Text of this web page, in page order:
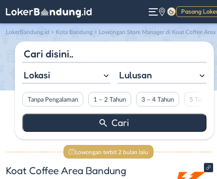
Pasang
Gelap
LokerBandung.id > Kota Bandung > Lowongan Store Manager di Koat Coffee Area Bandung
Lokasi Lulusan
Tanpa Pengalaman 1 – 2 Tahun 3 – 4 Tahun 5 Tahun
Lowongan terbit 2 bulan lalu
Koat Coffee Area Bandung